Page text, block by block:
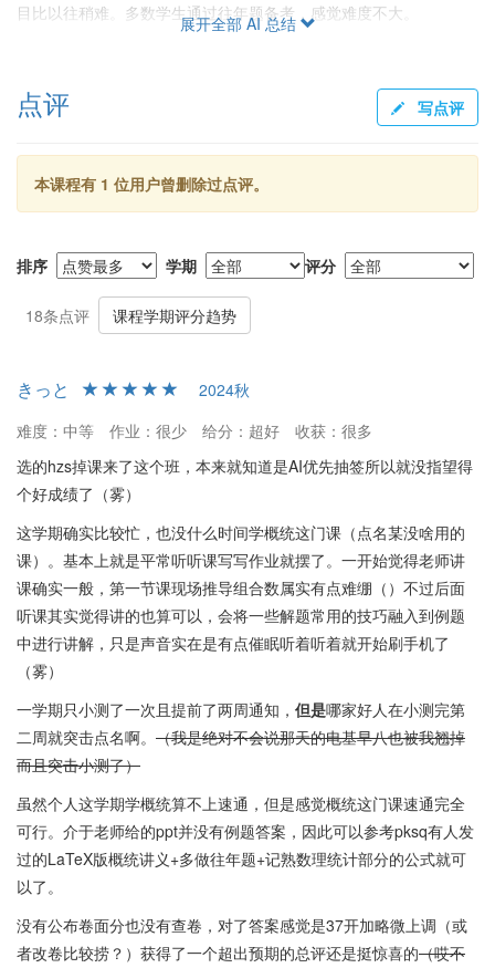
目比以往稍难。多数学生通过往年题备考，感觉难度不大。
期末成绩严格遵循“三七开”，调分力度不大，且无查卷与成绩分布
图，透明度欠佳。但有学生感到调分使成绩超出预期。期末总评
助教与班级支持
结，学生普遍对助教工作十分满意。整体建议选课，尤其现场听课
更获益。
展开全部 AI 总结
点评 写点评
本课程有 1 位用户曾删除过点评。
排序 学期 评分
18条点评 课程学期评分趋势
きっと
2024秋
难度：中等
作业：很少 给分：超好
收获：很多
选的hzs掉课来了这个班，本来就知道是AI优先抽签所以就没指望得
个好成绩了（雾）
这学期确实比较忙，也没什么时间学概统这门课（点名某没啥用的
课）。基本上就是平常听听课写写作业就摆了。一开始觉得老师讲
课确实一般，第一节课现场推导组合数属实有点难绷（）不过后面
听课其实觉得讲的也算可以，会将一些解题常用的技巧融入到例题
中进行讲解，只是声音实在是有点催眠听着听着就开始刷手机了
（雾）
一学期只小测了一次且提前了两周通知， 但是哪家好人在小测完第
二周就突击点名啊。 （我是绝对不会说那天的电基早八也被我翘掉
而且突击小测了）
虽然个人这学期学概统算不上速通，但是感觉概统这门课速通完全
可行。介于老师给的ppt并没有例题答案，因此可以参考pksq有人发
过的LaTeX版概统讲义+多做往年题+记熟数理统计部分的公式就可
以了。
没有公布卷面分也没有查卷，对了答案感觉是37开加略微上调（或
者改卷比较捞？）获得了一个超出预期的总评还是挺惊喜的（哎不